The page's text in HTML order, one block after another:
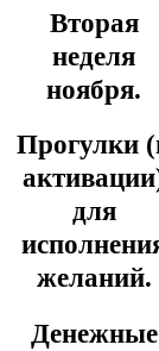
Вторая
неделя
ноября.
Прогулки
для
желаний.
Денежные